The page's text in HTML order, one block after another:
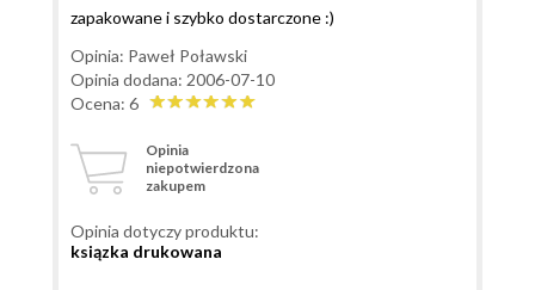
zapakowane i szybko dostarczone :)
Opinia: Paweł Poławski
Opinia dodana: 2006-07-10
Ocena: 6
Opinia
niepotwierdzona
zakupem
Opinia dotyczy produktu:
ksiązka drukowana